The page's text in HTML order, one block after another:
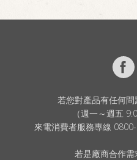
若您對產品有任何
（週一～週五
來電消費者服務專線
若是廠商合作需